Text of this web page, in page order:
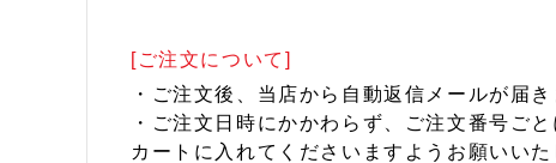
[ご注文について]
・ご注文後、当店から自動返信メールが届
・ご注文日時にかかわらず、ご注文番号ご
カートに入れてくださいますようお願いいた